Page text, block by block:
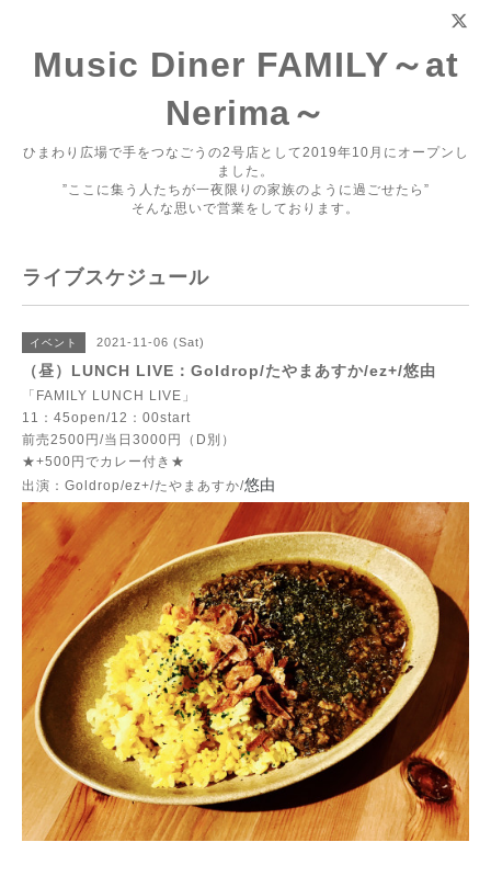
Music Diner FAMILY～at
Nerima～
ひまわり広場で手をつなごうの2号店として2019年10月にオープンし
ました。
”ここに集う人たちが一夜限りの家族のように過ごせたら”
そんな思いで営業をしております。
ライブスケジュール
イベント 2021-11-06 (Sat)
（昼）LUNCH LIVE：Goldrop/たやまあすか/ez+/悠由
「FAMILY LUNCH LIVE」
11：45open/12：00start
前売2500円/当日3000円（D別）
★+500円でカレー付き★
出演：Goldrop/ez+/たやまあすか/悠由